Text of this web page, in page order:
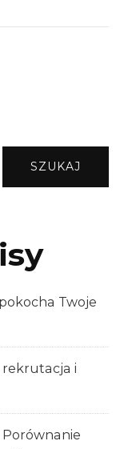
SZUKAJ
Twoje
rekrutacja i